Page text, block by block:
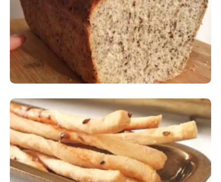
Comer Bem: Pão Low Carb
Comer Bem: Palitinhos De Cebola E Salsa